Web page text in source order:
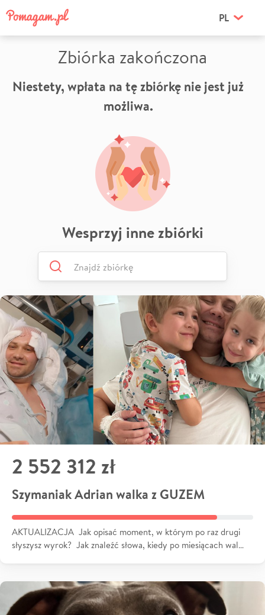
PL
Zbiórka zakończona
Niestety, wpłata na tę zbiórkę nie jest już
możliwa.
Wesprzyj inne zbiórki
2 552 312 zł
Szymaniak Adrian walka z GUZEM
AKTUALIZACJA Jak opisać moment, w którym po raz drugi
słyszysz wyrok? Jak znaleźć słowa, kiedy po miesiącach wal…